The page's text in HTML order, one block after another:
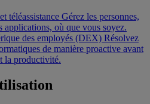
téléassistance Gérez les personnes,
applications, où que vous soyez.
des employés (DEX) Résolvez
de manière proactive avant
la productivité.